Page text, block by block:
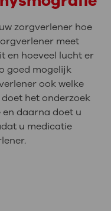
zorgverlener hoe
meet
en hoeveel lucht er
goed mogelijk
ook welke
het onderzoek
daarna doet u
u medicatie